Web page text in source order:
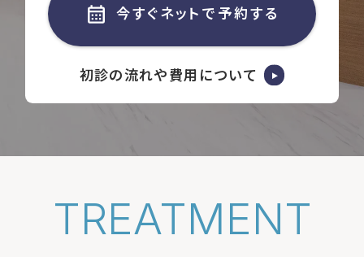
今すぐネットで予約する
初診の流れや費用について
TREATMENT